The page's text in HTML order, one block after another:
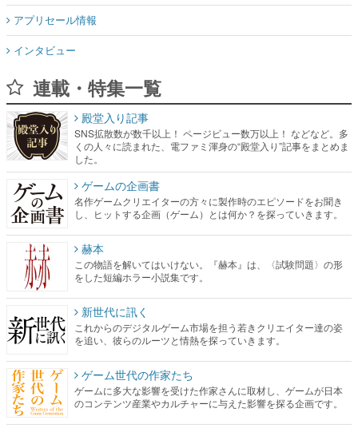
アプリセール情報
インタビュー
連載・特集一覧
殿堂入り記事
SNS拡散数が数千以上！ ページビュー数万以上！ などなど。多
くの人々に読まれた、電ファミ渾身の“殿堂入り”記事をまとめま
した。
ゲームの企画書
名作ゲームクリエイターの方々に製作時のエピソードをお聞き
し、ヒットする企画（ゲーム）とは何か？を探っていきます。
赫本
この物語を解いてはいけない。『赫本』は、〈試験問題〉の形
をした短編ホラー小説集です。
新世代に訊く
これからのデジタルゲーム市場を担う若きクリエイター達の姿
を追い、彼らのルーツと情熱を探っていきます。
ゲーム世代の作家たち
ゲームに多大な影響を受けた作家さんに取材し、ゲームが日本
のコンテンツ産業やカルチャーに与えた影響を探る企画です。